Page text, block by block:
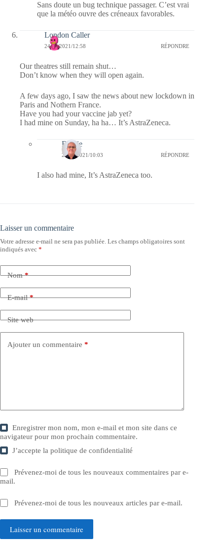
Sans doute un bug technique passager. C’est vrai
que la météo ouvre des créneaux favorables.
London Caller
24/03/2021/12:58 RÉPONDRE
Our theatres still remain shut…
Don’t know when they will open again.
A few days ago, I saw the news about new lockdown in
Paris and Nothern France.
Have you had your vaccine jab yet?
I had mine on Sunday, ha ha… It’s AstraZeneca.
Bernie
25/03/2021/10:03 RÉPONDRE
I also had mine, It’s AstraZeneca too.
Laisser un commentaire
Votre adresse e-mail ne sera pas publiée. Les champs obligatoires sont
indiqués avec *
Nom*
E-mail*
Site web
Ajouter un commentaire *
Enregistrer mon nom, mon e-mail et mon site dans ce
navigateur pour mon prochain commentaire.
J’accepte lapolitique de confidentialité
Prévenez-moi de tous les nouveaux commentaires par e-
mail.
Prévenez-moi de tous les nouveaux articles par e-mail.
Laisser un commentaire